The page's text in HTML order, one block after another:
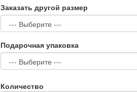
Заказать другой размер
Подарочная упаковка
Количество